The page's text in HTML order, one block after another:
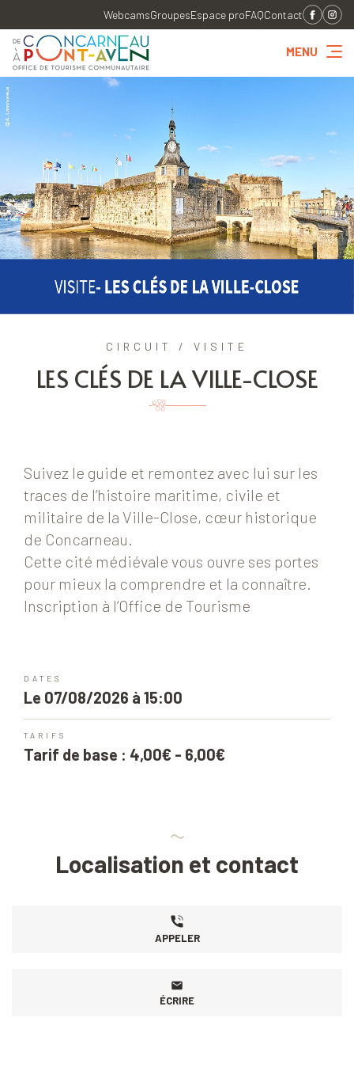
WebcamsGroupesEspace proFAQContact
MENU
CIRCUIT / VISITE
LES CLÉS DE LA VILLE-CLOSE
Suivez le guide et remontez avec lui sur les
traces de l’histoire maritime, civile et
militaire de la Ville-Close, cœur historique
de Concarneau.
Cette cité médiévale vous ouvre ses portes
pour mieux la comprendre et la connaître.
Inscription à l’Office de Tourisme
DATES
Le 07/08/2026 à 15:00
TARIFS
Tarif de base : 4,00€ - 6,00€
Localisation et contact
APPELER
ÉCRIRE